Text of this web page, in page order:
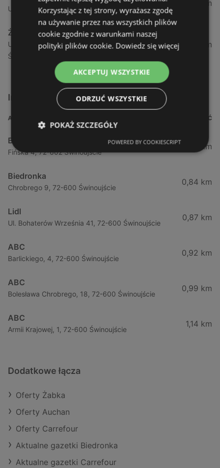
Ul. Armii Krajowej 12 / 1a, 72-600 Świnoujście
1,04 km
Żabka
Ul. Wybrzeże Wł. Iv 26/27 Lok. Lu, 72-600
Świnoujście
1,05 km
Inne sklepy Supermarkety w pobliżu
ADRES ODLEGŁOŚĆ
Biedronka
Fińska 4, 72-602 Świnoujście
0,23 km
Biedronka
Chrobrego 9, 72-600 Świnoujście
0,84 km
Lidl
Ul. Bohaterów Września 41, 72-600 Świnoujście
0,87 km
ABC
Barlickiego, 4, 72-600 Świnoujście
0,92 km
ABC
Bolesława Chrobrego, 18, 72-600 Świnoujście
0,99 km
ABC
Armii Krajowej, 1, 72-600 Świnoujście
1,14 km
Dodatkowe łącza
Oferty Żabka
Oferty Auchan
Oferty Carrefour
Aktualne gazetki Biedronka
Aktualne gazetki Carrefour
Korzystając z tej strony, wyrażasz zgodę
na używanie przez nas wszystkich plików
cookie zgodnie z warunkami naszej
polityki plików cookie. Dowiedz się więcej
AKCEPTUJ WSZYSTKIE
ODRZUĆ WSZYSTKIE
POKAŻ SZCZEGÓŁY
POWERED BY COOKIESCRIPT